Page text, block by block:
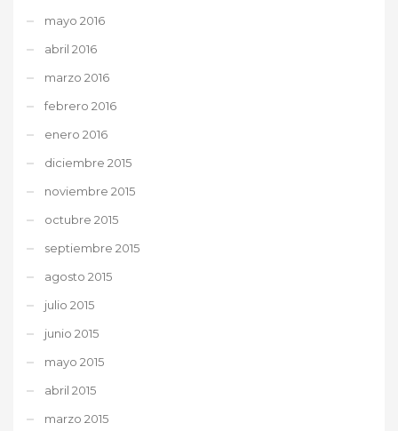
mayo 2016
abril 2016
marzo 2016
febrero 2016
enero 2016
diciembre 2015
noviembre 2015
octubre 2015
septiembre 2015
agosto 2015
julio 2015
junio 2015
mayo 2015
abril 2015
marzo 2015